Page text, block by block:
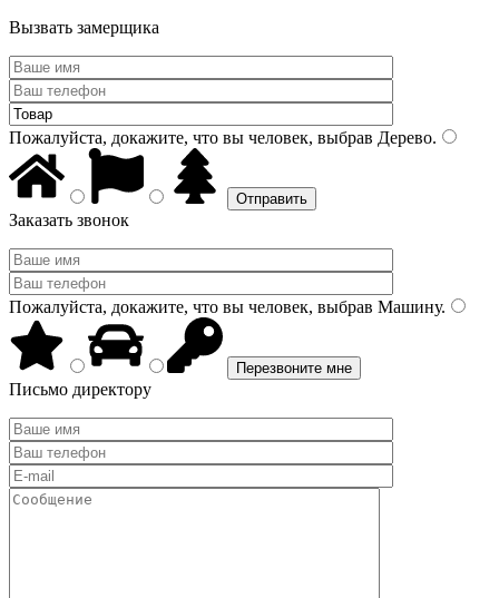
Вызвать замерщика
Пожалуйста, докажите, что вы человек, выбрав Дерево.
Заказать звонок
Пожалуйста, докажите, что вы человек, выбрав Машину.
Письмо директору